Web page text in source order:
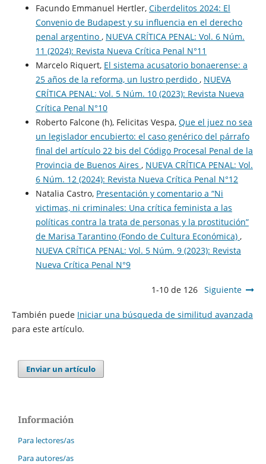
Facundo Emmanuel Hertler, Ciberdelitos 2024: El
Convenio de Budapest y su influencia en el derecho
penal argentino , NUEVA CRÍTICA PENAL: Vol. 6 Núm.
11 (2024): Revista Nueva Crí­tica Penal N°11
Marcelo Riquert, El sistema acusatorio bonaerense: a
25 años de la reforma, un lustro perdido , NUEVA
CRÍTICA PENAL: Vol. 5 Núm. 10 (2023): Revista Nueva
Crí­tica Penal N°10
Roberto Falcone (h), Felicitas Vespa, Que el juez no sea
un legislador encubierto: el caso genérico del párrafo
final del artículo 22 bis del Código Procesal Penal de la
Provincia de Buenos Aires , NUEVA CRÍTICA PENAL: Vol.
6 Núm. 12 (2024): Revista Nueva Crí­tica Penal N°12
Natalia Castro, Presentación y comentario a “Ni
victimas, ni criminales: Una crítica feminista a las
políticas contra la trata de personas y la prostitución”
de Marisa Tarantino (Fondo de Cultura Económica) ,
NUEVA CRÍTICA PENAL: Vol. 5 Núm. 9 (2023): Revista
Nueva Crí­tica Penal N°9
1-10 de 126 Siguiente
También puede Iniciar una búsqueda de similitud avanzada
para este artículo.
Enviar un artículo
Información
Para lectores/as
Para autores/as